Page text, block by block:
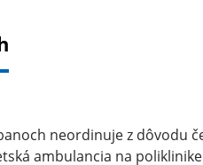
neordinuje z dôvodu
ambulancia na